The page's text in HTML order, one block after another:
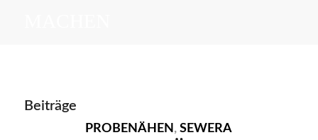
Beiträge
PROBENÄHEN ,SEWERA